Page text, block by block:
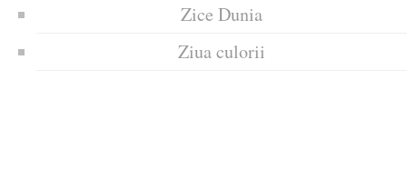
Zice Dunia
Ziua culorii